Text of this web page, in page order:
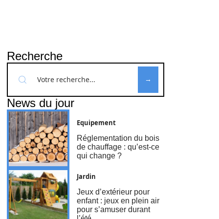
Recherche
News du jour
Equipement
Réglementation du bois
de chauffage : qu’est-ce
qui change ?
Jardin
Jeux d’extérieur pour
enfant : jeux en plein air
pour s’amuser durant